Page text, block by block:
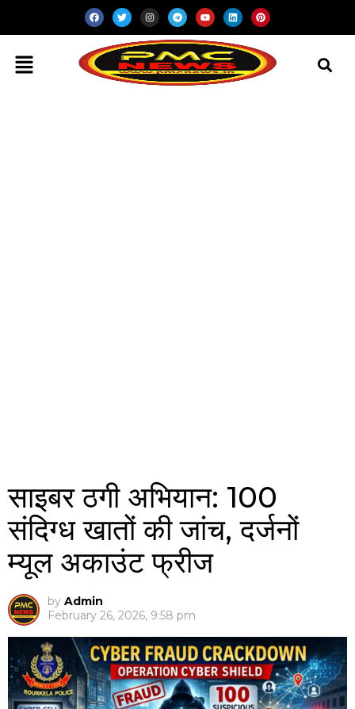
साइबर ठगी अभियान: 100
संदिग्ध खातों की जांच, दर्जनों
म्यूल अकाउंट फ्रीज
by Admin
February 26, 2026, 9:58 pm